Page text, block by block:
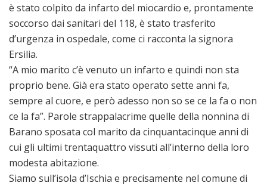
è stato colpito da infarto del miocardio e, prontamente
soccorso dai sanitari del 118, è stato trasferito
d’urgenza in ospedale, come ci racconta la signora
Ersilia.
“A mio marito c’è venuto un infarto e quindi non sta
proprio bene. Già era stato operato sette anni fa,
sempre al cuore, e però adesso non so se ce la fa o non
ce la fa”. Parole strappalacrime quelle della nonnina di
Barano sposata col marito da cinquantacinque anni di
cui gli ultimi trentaquattro vissuti all’interno della loro
modesta abitazione.
Siamo sull’isola d’Ischia e precisamente nel comune di